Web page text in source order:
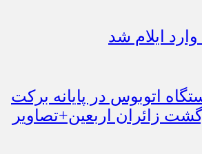
ایلام شد
۷۱۴ دستگاه اتوبوس در پایانه برکت
زائران اربعین+تصاویر